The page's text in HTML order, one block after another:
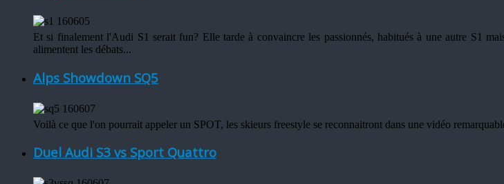
Et si finalement l'Audi S1 serait fun? Elle tarde à convaincre les passionnés, habitués à une autre S1
alimentent les débats...
Alps Showdown SQ5
Voilà ce que l'on pourrait appeler un SPOT, les skieurs freestyle se reconnaitront dans une vidéo
Duel Audi S3 vs Sport Quattro